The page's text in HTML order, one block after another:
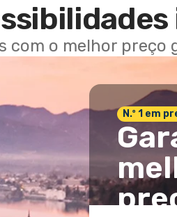
com o melhor preço
N.º 1 em